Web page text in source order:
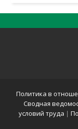
Политика в
Сводная
условий труда |